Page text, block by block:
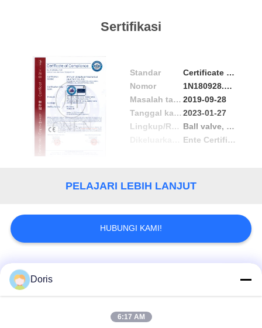
Sertifikasi
Standar
Certificate of Compliance
Nomor
1N180928.scltw49
Masalah tanggal 2019-09-28
Tanggal kadaluwarsa2023-01-27
Lingkup/Range
Ball valve, Gate valve,Globe valve,Check valve, Control valve,Emergency shuyoff valve,safety valve
Ente Certificazione Macchine Srl
PELAJARI LEBIH LANJUT
HUBUNGI KAMI!
Bad Request
Katup Bola Cryogenic
Doris
6:17 AM